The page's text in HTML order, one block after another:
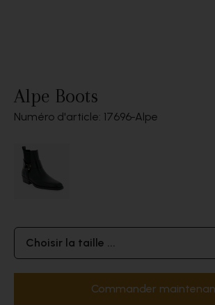
Alpe Boots
Numéro d'article: 17696 Alpe
Choisir la taille ...
Commander